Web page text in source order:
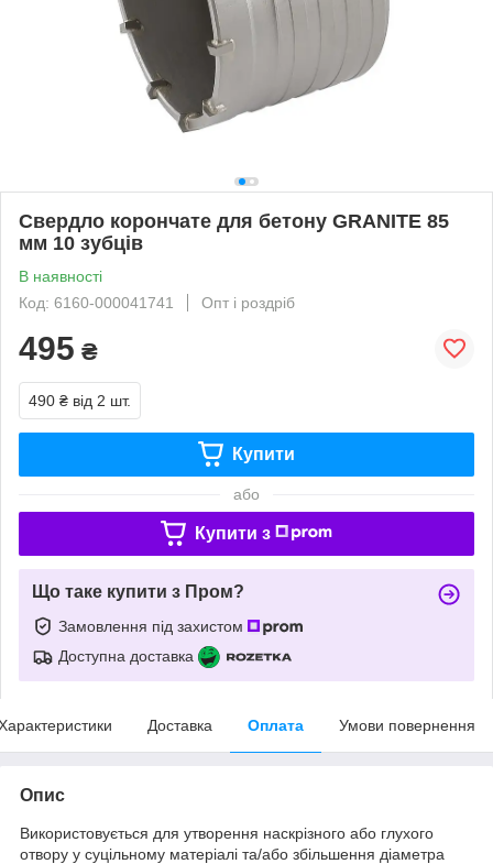
Свердло корончате для бетону GRANITE 85
мм 10 зубців
В наявності
Код: 6160-000041741
Опт і роздріб
495 ₴
490 ₴ від 2 шт.
Купити
або
Купити з
Що таке купити з Пром?
Замовлення під захистом
Доступна доставка
Доставка Оплата Умови повернення
Опис
Використовується для утворення наскрізного або глухого
отвору у суцільному матеріалі та/або збільшення діаметра